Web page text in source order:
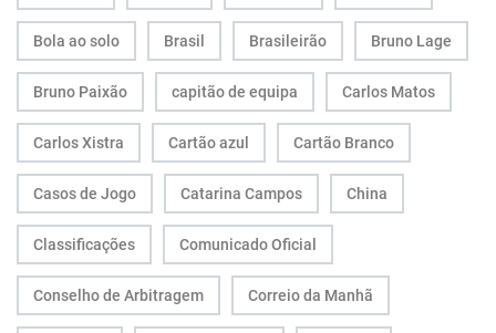
Bola ao solo Brasil Brasileirão Bruno Lage
Bruno Paixão capitão de equipa Carlos Matos
Carlos Xistra Cartão azul Cartão Branco
Casos de Jogo Catarina Campos China
Classificações Comunicado Oficial
Conselho de Arbitragem Correio da Manhã